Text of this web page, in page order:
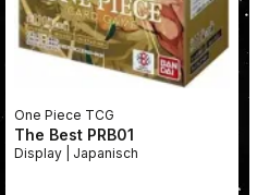
One Piece TCG
The Best PRB01
Display | Japanisch